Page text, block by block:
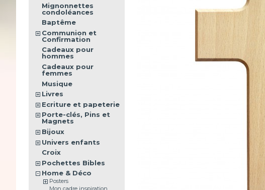
Mignonnettes
condoléances
Baptême
Communion et
Confirmation
Cadeaux pour
hommes
Cadeaux pour
femmes
Musique
Livres
Ecriture et papeterie
Porte-clés, Pins et
Magnets
Bijoux
Univers enfants
Croix
Pochettes Bibles
Home & Déco
Posters